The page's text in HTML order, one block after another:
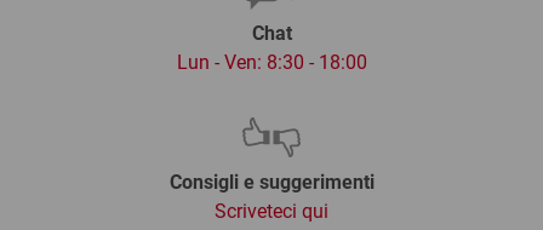
Chat
Lun - Ven: 8:30 - 18:00
Consigli e suggerimenti
Scriveteci qui